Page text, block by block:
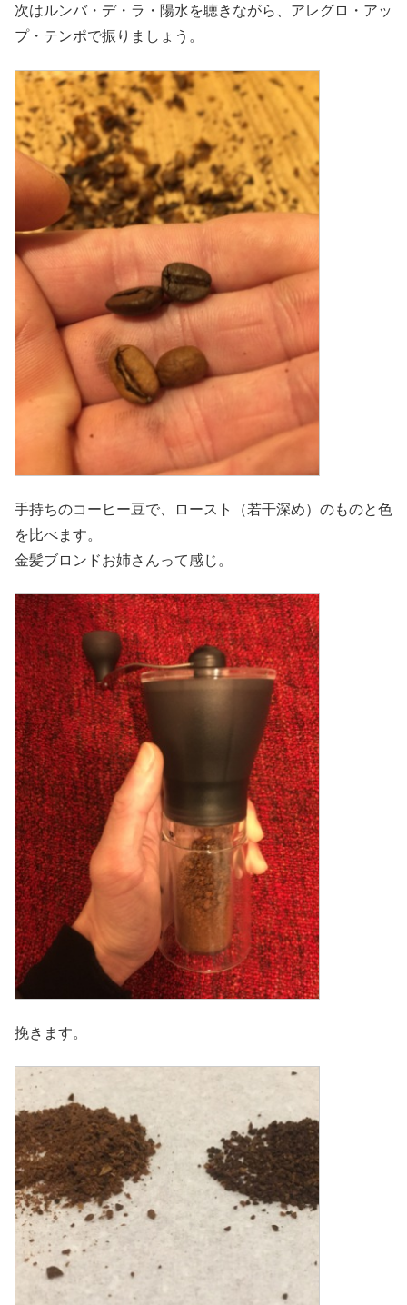
次はルンバ・デ・ラ・陽水を聴きながら、アレグロ・アッ
プ・テンポで振りましょう。
手持ちのコーヒー豆で、ロースト（若干深め）のものと色
を比べます。
金髪ブロンドお姉さんって感じ。
挽きます。